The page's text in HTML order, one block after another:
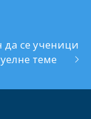
да се ученици
темe